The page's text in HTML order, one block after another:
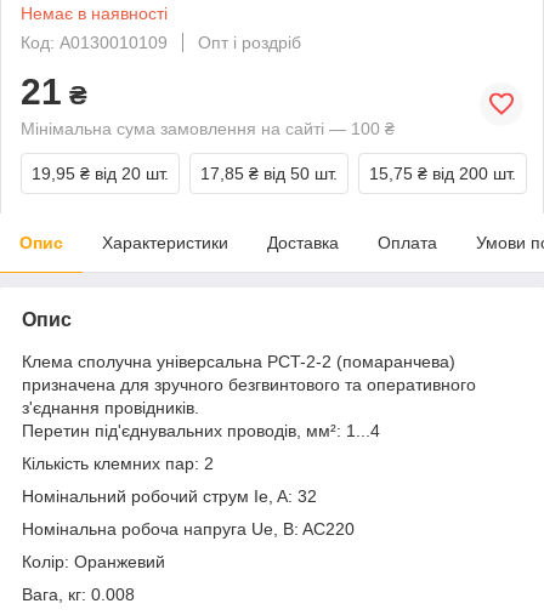
Немає в наявності
Код: A0130010109
Опт і роздріб
21 ₴
Мінімальна сума замовлення на сайті — 100 ₴
19,95 ₴ від 20 шт. 17,85 ₴ від 50 шт. 15,75 ₴ від 200 шт.
Опис Характеристики Доставка Оплата Умови
Опис
Клема сполучна універсальна PCT-2-2 (помаранчева)
призначена для зручного безгвинтового та оперативного
з'єднання провідників.
Перетин під'єднувальних проводів, мм²: 1...4
Кількість клемних пар: 2
Номінальний робочий струм Ie, A: 32
Номінальна робоча напруга Ue, B: AC220
Колір: Оранжевий
Вага, кг: 0.008